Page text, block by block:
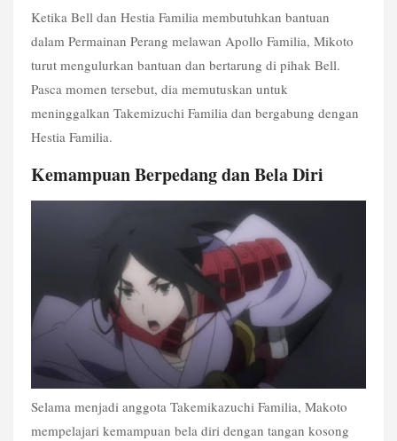
Ketika Bell dan Hestia Familia membutuhkan bantuan
dalam Permainan Perang melawan Apollo Familia, Mikoto
turut mengulurkan bantuan dan bertarung di pihak Bell.
Pasca momen tersebut, dia memutuskan untuk
meninggalkan Takemizuchi Familia dan bergabung dengan
Hestia Familia.
Kemampuan Berpedang dan Bela Diri
Selama menjadi anggota Takemikazuchi Familia, Makoto
mempelajari kemampuan bela diri dengan tangan kosong